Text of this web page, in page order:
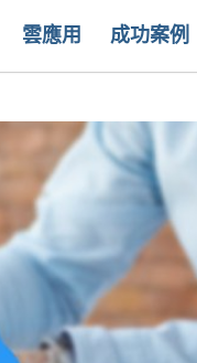
雲應用 成功案例